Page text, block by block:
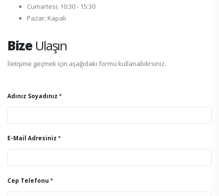
BizeUlaşın
İletişime geçmek için aşağıdaki formu kullanabilirsiniz.
Adınız Soyadınız
E-Mail Adresiniz
Cep Telefonu
Cumartesi; 10:30 - 15:30
Pazar; Kapalı